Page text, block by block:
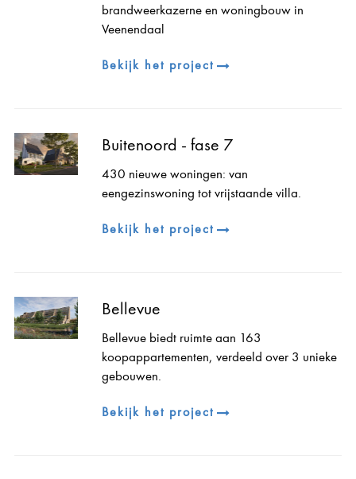
brandweerkazerne en woningbouw in
Veenendaal
Bekijk het project
Buitenoord - fase 7
430 nieuwe woningen: van
eengezinswoning tot vrijstaande villa.
Bekijk het project
Bellevue
Bellevue biedt ruimte aan 163
koopappartementen, verdeeld over 3 unieke
gebouwen.
Bekijk het project